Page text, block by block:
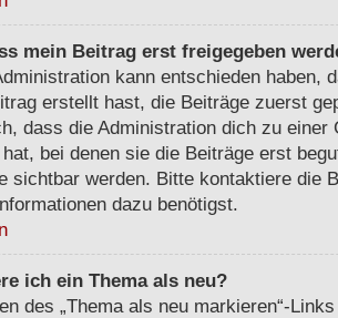
mein Beitrag erst freigegeben
kann entschieden haben,
erstellt hast, die Beiträge zuerst
dass die Administration dich zu einer
bei denen sie die Beiträge erst
sichtbar werden. Bitte kontaktiere die
dazu benötigst.
ich ein Thema als neu?
des „Thema als neu markieren“-